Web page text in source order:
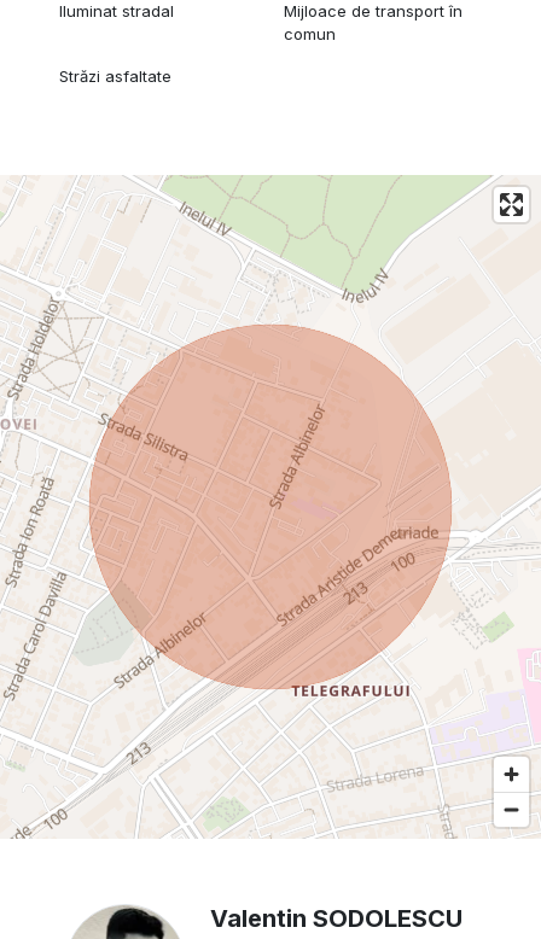
Iluminat stradal
Mijloace de transport în
comun
Străzi asfaltate
Valentin SODOLESCU